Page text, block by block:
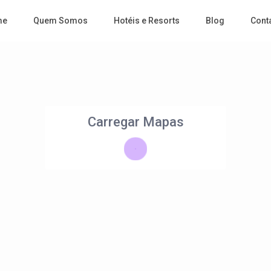
Quem Somos Hotéis e Resorts Blog
Carregar Mapas